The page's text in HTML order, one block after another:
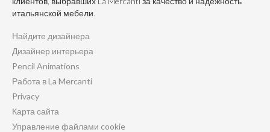
итальянской мебели.
Найдите дизайнера
Дизайнер интерьера
Pencil Animations
Работа в La Mercanti
Privacy
Карта сайта
Управление файлами cookie